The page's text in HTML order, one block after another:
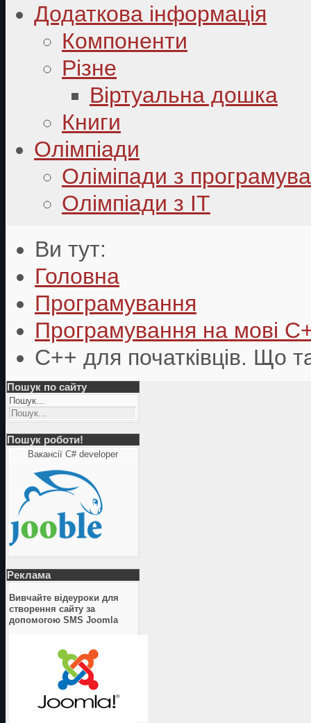
Додаткова інформація
Компоненти
Різне
Віртуальна дошка
Книги
Олімпіади
Оліміпади з
Олімпіади з ІТ
Ви тут:
Головна
Програмування
Програмування на мові
C++ для початківців. Що
Пошук по сайту
Пошук...
Пошук роботи!
Вакансії C# developer
Реклама
Вивчайте відеуроки для
створення сайту за
допомогою SMS Joomla